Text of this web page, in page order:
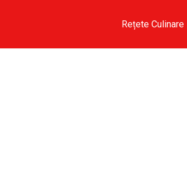
Rețete Culinare